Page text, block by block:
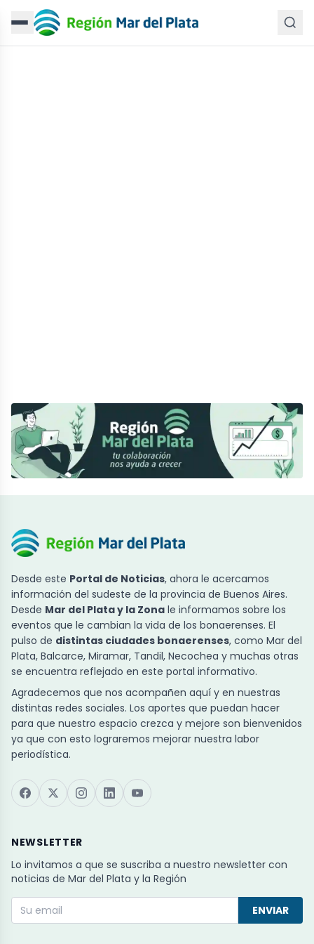
Desde este Portal de Noticias, ahora le acercamos
información del sudeste de la provincia de Buenos Aires.
Desde Mar del Plata y la Zona le informamos sobre los
eventos que le cambian la vida de los bonaerenses. El
pulso de distintas ciudades bonaerenses, como Mar del
Plata, Balcarce, Miramar, Tandil, Necochea y muchas otras
se encuentra reflejado en este portal informativo.
Agradecemos que nos acompañen aquí y en nuestras
distintas redes sociales. Los aportes que puedan hacer
para que nuestro espacio crezca y mejore son bienvenidos
ya que con esto lograremos mejorar nuestra labor
periodística.
NEWSLETTER
Lo invitamos a que se suscriba a nuestro newsletter con
noticias de Mar del Plata y la Región
ENVIAR